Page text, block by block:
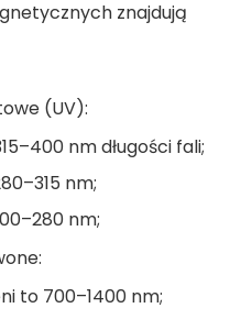
znajdują
(UV):
nm długości fali;
nm;
nm;
to 700–1400 nm;